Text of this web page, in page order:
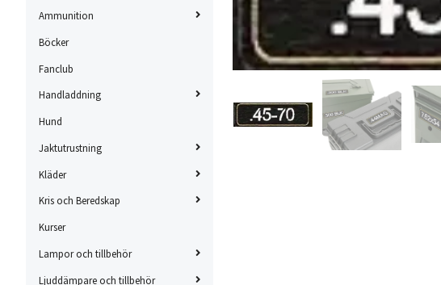
Ammunition
Böcker
Fanclub
Handladdning
Hund
Jaktutrustning
Kläder
Kris och Beredskap
Kurser
Lampor och tillbehör
Ljuddämpare och tillbehör